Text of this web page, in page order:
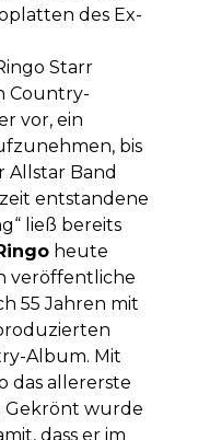
des Ex-
Starr
Country-
vor, ein
bis
Allstar Band
entstandene
ließ bereits
heute
veröffentliche
55 Jahren mit
Album. Mit
das allererste
Gekrönt wurde
dass er im